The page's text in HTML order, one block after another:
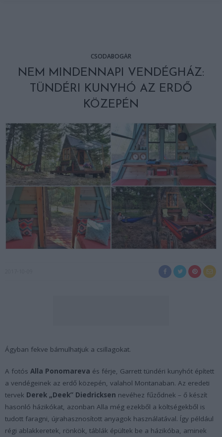
CSODABOGÁR
NEM MINDENNAPI VENDÉGHÁZ:
TÜNDÉRI KUNYHÓ AZ ERDŐ
KÖZEPÉN
Ágyban fekve bámulhatjuk a csillagokat.
A fotós Alla Ponomareva és férje, Garrett tündéri kunyhót épített
a vendégeinek az erdő közepén, valahol Montanaban. Az eredeti
tervek Derek „Deek” Diedricksen nevéhez fűződnek – ő készít
hasonló házikókat, azonban Alla még ezekből a költségekből is
tudott faragni, újrahasznosított anyagok használatával. Így például
régi ablakkeretek, rönkök, táblák épültek be a házikóba, aminek